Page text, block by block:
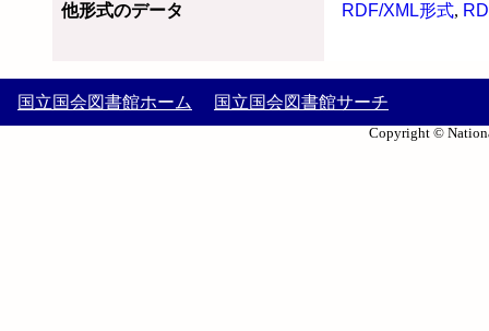
他形式のデータ RDF/XML形式,
国立国会図書館ホーム 国立国会図書館サーチ
Copyright ©